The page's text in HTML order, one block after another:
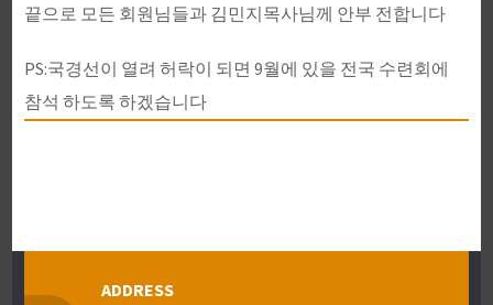
끝으로 모든 회원님들과 김민지목사님께 안부 전합니다
PS:국경선이 열려 허락이 되면 9월에 있을 전국 수련회에
참석 하도록 하겠습니다
ADDRESS